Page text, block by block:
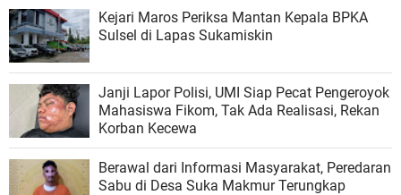
Kejari Maros Periksa Mantan Kepala BPKA
Sulsel di Lapas Sukamiskin
Janji Lapor Polisi, UMI Siap Pecat Pengeroyok
Mahasiswa Fikom, Tak Ada Realisasi, Rekan
Korban Kecewa
Berawal dari Informasi Masyarakat, Peredaran
Sabu di Desa Suka Makmur Terungkap